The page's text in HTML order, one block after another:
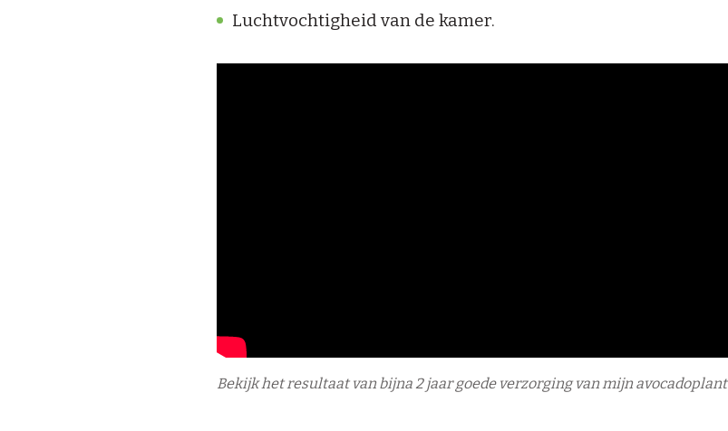
Luchtvochtigheid van de kamer.
Bekijk het resultaat van bijna 2 jaar goede verzorging van mijn avocadoplant